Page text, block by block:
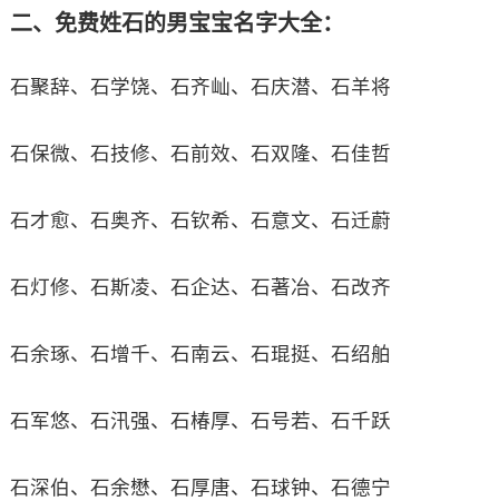
二、免费姓石的男宝宝名字大全：
石聚辞、石学饶、石齐屾、石庆潜、石羊将
石保微、石技修、石前效、石双隆、石佳哲
石才愈、石奥齐、石钦希、石意文、石迁蔚
石灯修、石斯凌、石企达、石著冶、石改齐
石余琢、石增千、石南云、石琨挺、石绍舶
石军悠、石汛强、石椿厚、石号若、石千跃
石深伯、石余懋、石厚唐、石球钟、石德宁